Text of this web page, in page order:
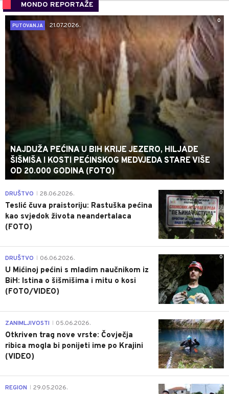
MONDO REPORTAŽE
0
PUTOVANJA
21.07.2026.
NAJDUŽA PEĆINA U BIH KRIJE JEZERO, HILJADE
ŠIŠMIŠA I KOSTI PEĆINSKOG MEDVJEDA STARE VIŠE
OD 20.000 GODINA (FOTO)
0
DRUŠTVO 28.06.2026.
Teslić čuva praistoriju: Rastuška pećina
kao svjedok života neandertalaca
(FOTO)
0
DRUŠTVO 06.06.2026.
U Mićinoj pećini s mladim naučnikom iz
BiH: Istina o šišmišima i mitu o kosi
(FOTO/VIDEO)
0
ZANIMLJIVOSTI 05.06.2026.
Otkriven trag nove vrste: Čovječja
ribica mogla bi ponijeti ime po Krajini
(VIDEO)
0
REGION 29.05.2026.